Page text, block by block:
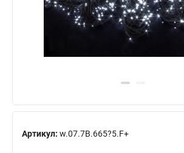
Артикул: w.07.7В.665?5.F+